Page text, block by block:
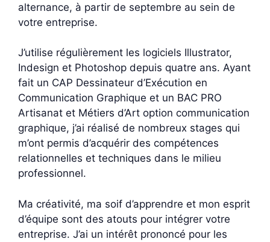
alternance, à partir de septembre au sein de
votre entreprise.
J’utilise régulièrement les logiciels Illustrator,
Indesign et Photoshop depuis quatre ans. Ayant
fait un CAP Dessinateur d’Exécution en
Communication Graphique et un BAC PRO
Artisanat et Métiers d’Art option communication
graphique, j’ai réalisé de nombreux stages qui
m’ont permis d’acquérir des compétences
relationnelles et techniques dans le milieu
professionnel.
Ma créativité, ma soif d’apprendre et mon esprit
d’équipe sont des atouts pour intégrer votre
entreprise. J’ai un intérêt prononcé pour les